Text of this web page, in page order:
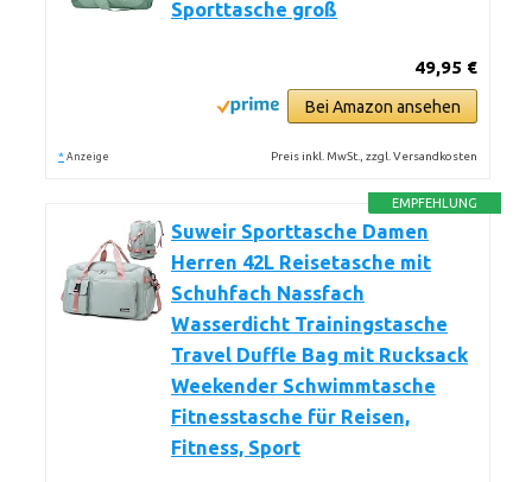
Sporttasche groß
49,95 €
Bei Amazon ansehen
* Anzeige Preis inkl. MwSt., zzgl. Versandkosten
EMPFEHLUNG
Suweir Sporttasche Damen
Herren 42L Reisetasche mit
Schuhfach Nassfach
Wasserdicht Trainingstasche
Travel Duffle Bag mit Rucksack
Weekender Schwimmtasche
Fitnesstasche für Reisen,
Fitness, Sport